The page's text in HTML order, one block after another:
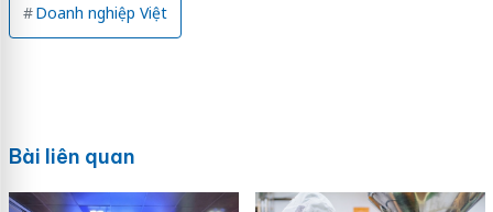
Doanh nghiệp Việt
Bài liên quan